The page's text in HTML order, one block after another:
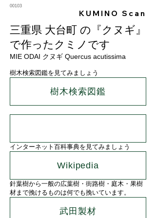
00103
KUMINO Scan
三重県 大台町 の『クヌギ』
で作ったクミノです
MIE ODAI クヌギ Quercus acutissima
樹木検索図鑑を見てみましょう
樹木検索図鑑
インターネット百科事典を見てみましょう
Wikipedia
針葉樹から一般の広葉樹・街路樹・庭木・果樹
材まで挽けるものは何でも挽いています。
武田製材